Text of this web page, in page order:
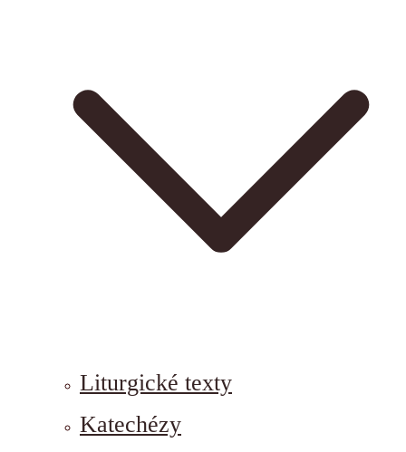
Liturgické texty
Katechézy